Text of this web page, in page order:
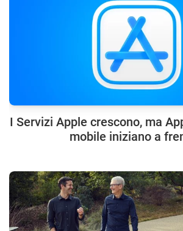
I Servizi Apple crescono, ma
mobile iniziano a